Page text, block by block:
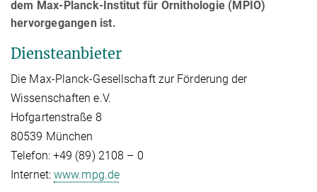
dem Max-Planck-Institut für Ornithologie (MPIO)
hervorgegangen ist.
Diensteanbieter
Die Max-Planck-Gesellschaft zur Förderung der
Wissenschaften e.V.
Hofgartenstraße 8
80539 München
Telefon: +49 (89) 2108 – 0
Internet: www.mpg.de